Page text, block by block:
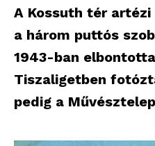
A Kossuth tér
a három puttós
1943-ban
Tiszaligetben
pedig a